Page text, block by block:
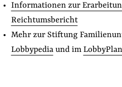
Informationen zur
Reichtumsbericht
Mehr zur Stiftung
Lobbypediaund im